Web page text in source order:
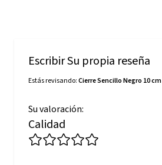
Escribir Su propia reseña
Estás revisando:Cierre Sencillo Negro 10 cm
Su valoración:
Calidad